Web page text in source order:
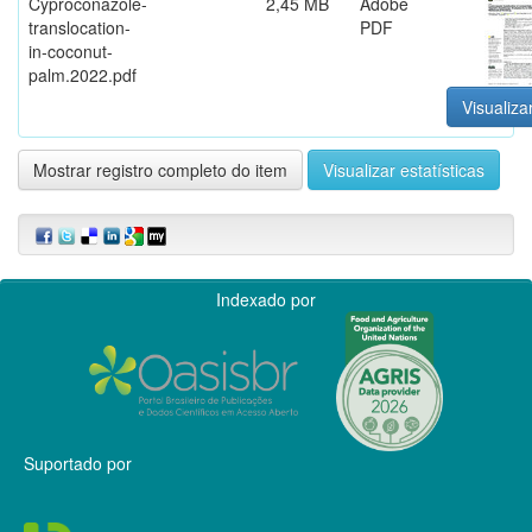
translocation-
in-coconut-
palm.2022.pdf
PDF
Mostrar registro completo do item Visualizar estatísticas
Indexado por
Suportado por